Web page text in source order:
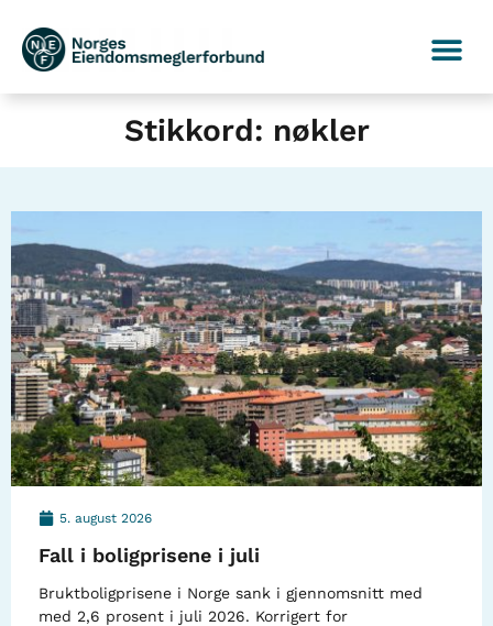
Stikkord: nøkler
5. august 2026
Fall i boligprisene i juli
Bruktboligprisene i Norge sank i gjennomsnitt med
med 2,6 prosent i juli 2026. Korrigert for